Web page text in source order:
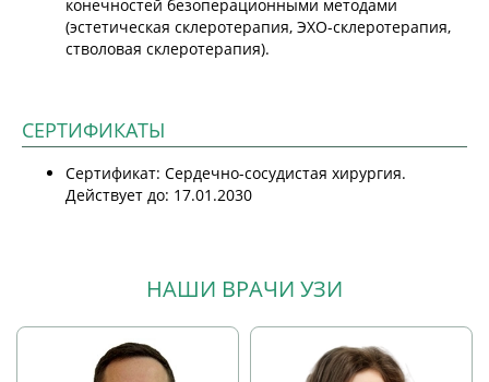
конечностей безоперационными методами
(эстетическая склеротерапия, ЭХО-склеротерапия,
стволовая склеротерапия).
СЕРТИФИКАТЫ
Сертификат: Сердечно-сосудистая хирургия.
Действует до: 17.01.2030
НАШИ ВРАЧИ УЗИ